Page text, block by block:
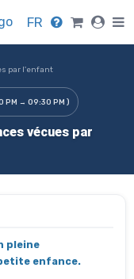
FR
par l'enfant
PM → 09:30 PM )
vécues par
pleine
enfance.